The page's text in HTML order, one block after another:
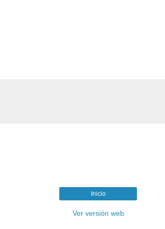
Inicio
Ver versión web